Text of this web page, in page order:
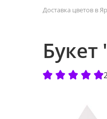
Доставка цветов в